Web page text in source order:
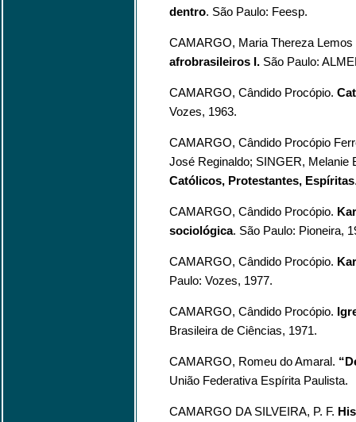
dentro. São Paulo: Feesp.
CAMARGO, Maria Thereza
afrobrasileiros I. São Paulo:
CAMARGO, Cândido Procópio.
Vozes, 1963.
CAMARGO, Cândido Procópio
José Reginaldo; SINGER,
Católicos, Protestantes, Espíritas
CAMARGO, Cândido Procópio.
sociológica. São Paulo: Pioneira,
CAMARGO, Cândido Procópio.
Paulo: Vozes, 1977.
CAMARGO, Cândido Procópio.
Brasileira de Ciências, 1971.
CAMARGO, Romeu do Amaral.
União Federativa Espírita Paulista.
CAMARGO DA SILVEIRA, P. F.